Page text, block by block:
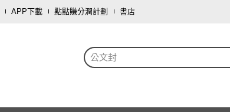
APP下載 點點賺分潤計劃 書店
公文封